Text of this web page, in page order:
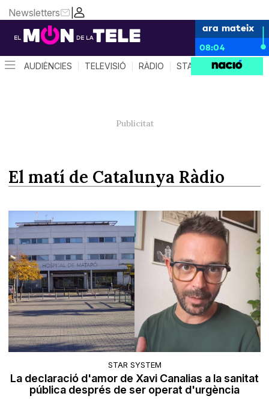
|
Newsletters
ara mateix
08:04
AUDIÈNCIES TELEVISIÓ RÀDIO STAR SYSTEM
El matí de Catalunya Ràdio
STAR SYSTEM
La declaració d'amor de Xavi Canalias a la sanitat
pública després de ser operat d'urgència